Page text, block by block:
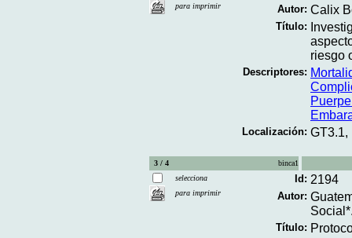
para imprimir
Autor: Calix
Título:
riesgo
Descriptores:
Localización: GT3.1,
3 / 4
binca1
selecciona
para imprimir
Id: 2194
Autor:
Título: